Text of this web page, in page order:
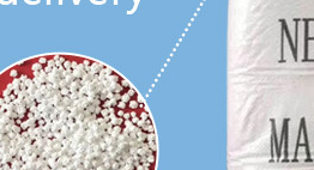
示 讯 聘 貌 示 们